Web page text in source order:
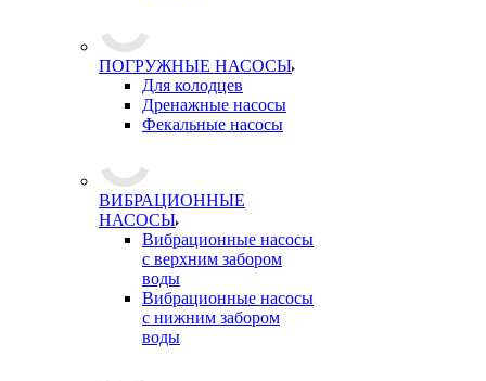
ПОГРУЖНЫЕ НАСОСЫ
Для колодцев
Дренажные насосы
Фекальные насосы
ВИБРАЦИОННЫЕ
НАСОСЫ
Вибрационные насосы
с верхним забором
воды
Вибрационные насосы
с нижним забором
воды